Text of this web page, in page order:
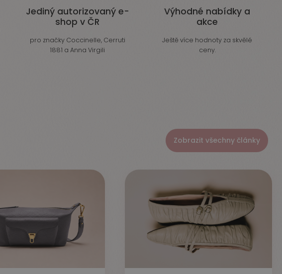
Jediný autorizovaný e-
shop v ČR
pro značky Coccinelle, Cerruti
1881 a Anna Virgili
Výhodné nabídky a
akce
Ještě více hodnoty za skvělé
ceny.
Zobrazit všechny články